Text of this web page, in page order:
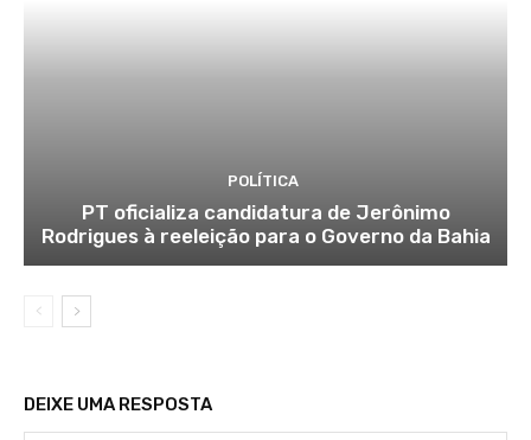
POLÍTICA
PT oficializa candidatura de Jerônimo
Rodrigues à reeleição para o Governo da Bahia
DEIXE UMA RESPOSTA